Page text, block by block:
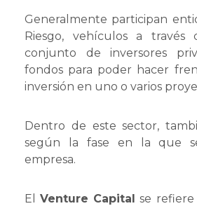
Generalmente participan
Riesgo, vehículos a
conjunto de inversores
fondos para poder hacer
inversión en uno o varios
Dentro de este sector,
según la fase en la que
empresa.
ElVenture Capital se refiere